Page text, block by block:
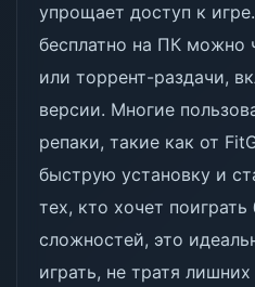
упрощает доступ к
бесплатно на ПК можно
или торрент-раздачи,
версии. Многие
репаки, такие как от
быструю установку и
тех, кто хочет
сложностей, это
играть, не тратя